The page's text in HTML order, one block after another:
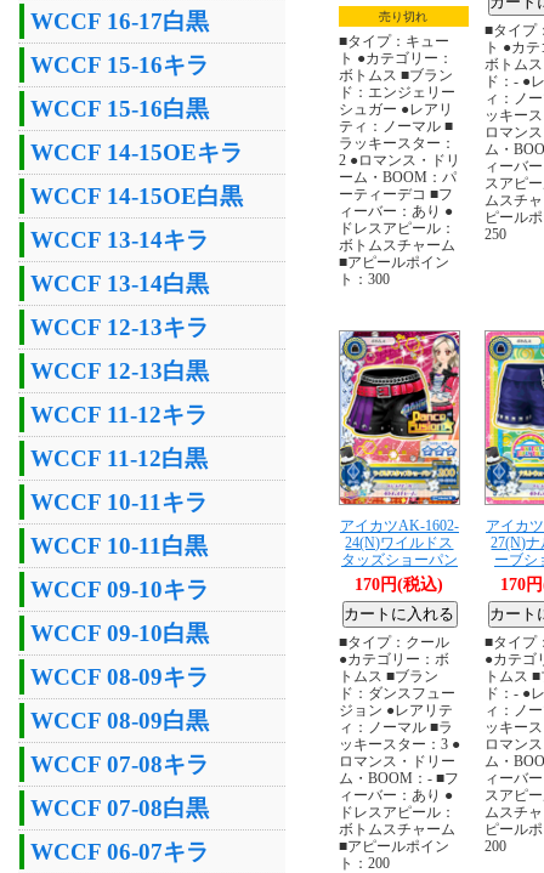
WCCF 16-17白黒
WCCF 15-16キラ
WCCF 15-16白黒
WCCF 14-15OEキラ
WCCF 14-15OE白黒
WCCF 13-14キラ
WCCF 13-14白黒
WCCF 12-13キラ
WCCF 12-13白黒
WCCF 11-12キラ
WCCF 11-12白黒
WCCF 10-11キラ
WCCF 10-11白黒
WCCF 09-10キラ
WCCF 09-10白黒
WCCF 08-09キラ
WCCF 08-09白黒
WCCF 07-08キラ
WCCF 07-08白黒
WCCF 06-07キラ
売り切れ
■タイプ：キュー
ト ●カテゴリー：
ボトムス ■ブラン
ド：エンジェリー
シュガー ●レアリ
ティ：ノーマル ■
ラッキースター：
2 ●ロマンス・ドリ
ーム・BOOM：パ
ーティーデコ ■フ
ィーバー：あり ●
ドレスアピール：
ボトムスチャーム
■アピールポイン
ト：300
■タイプ
ト ●カ
ボトム
ド：- ●
ィ：ノ
ッキー
ロマン
ム・
ィーバ
スアピ
ムスチ
ピール
250
アイカツAK-1602-
24(N)ワイルドス
タッズショーパン
170円(税込)
■タイプ：クール
●カテゴリー：ボ
トムス ■ブラン
ド：ダンスフュー
ジョン ●レアリテ
ィ：ノーマル ■ラ
ッキースター：3 ●
ロマンス・ドリー
ム・BOOM：- ■フ
ィーバー：あり ●
ドレスアピール：
ボトムスチャーム
■アピールポイン
ト：200
アイカ
27(N)
ーブシ
170
■タイプ
●カテゴ
トムス
ド：- ●
ィ：ノ
ッキー
ロマン
ム・
ィーバ
スアピ
ムスチ
ピール
200